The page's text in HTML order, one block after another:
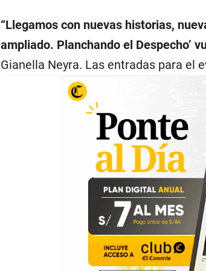
“Llegamos con nuevas historias,
ampliado. Planchando el Despecho’
Gianella Neyra. Las entradas para el